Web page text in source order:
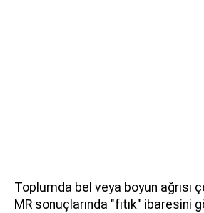
Toplumda bel veya boyun ağrısı
MR sonuçlarında "fıtık" ibaresini